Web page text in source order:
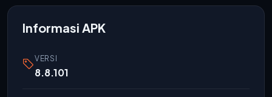
Informasi APK
VERSI
8.8.101